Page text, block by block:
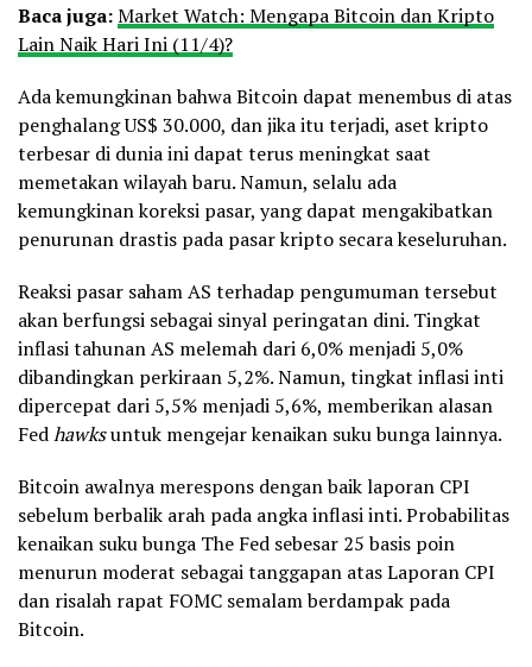
Baca juga:Market Watch: Mengapa Bitcoin dan Kripto
Lain Naik Hari Ini (11/4)?
Ada kemungkinan bahwa Bitcoin dapat menembus di atas
penghalang US$ 30.000, dan jika itu terjadi, aset kripto
terbesar di dunia ini dapat terus meningkat saat
memetakan wilayah baru. Namun, selalu ada
kemungkinan koreksi pasar, yang dapat mengakibatkan
penurunan drastis pada pasar kripto secara keseluruhan.
Reaksi pasar saham AS terhadap pengumuman tersebut
akan berfungsi sebagai sinyal peringatan dini. Tingkat
inflasi tahunan AS melemah dari 6,0% menjadi 5,0%
dibandingkan perkiraan 5,2%. Namun, tingkat inflasi inti
dipercepat dari 5,5% menjadi 5,6%, memberikan alasan
Fedhawksuntuk mengejar kenaikan suku bunga lainnya.
Bitcoin awalnya merespons dengan baik laporan CPI
sebelum berbalik arah pada angka inflasi inti. Probabilitas
kenaikan suku bunga The Fed sebesar 25 basis poin
menurun moderat sebagai tanggapan atas Laporan CPI
dan risalah rapat FOMC semalam berdampak pada
Bitcoin.